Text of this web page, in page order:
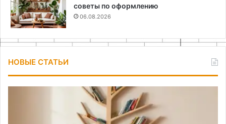
советы по оформлению
06.08.2026
НОВЫЕ СТАТЬИ